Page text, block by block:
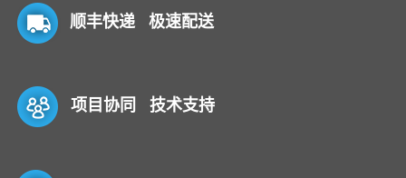
顺丰快递 极速配送
项目协同 技术支持